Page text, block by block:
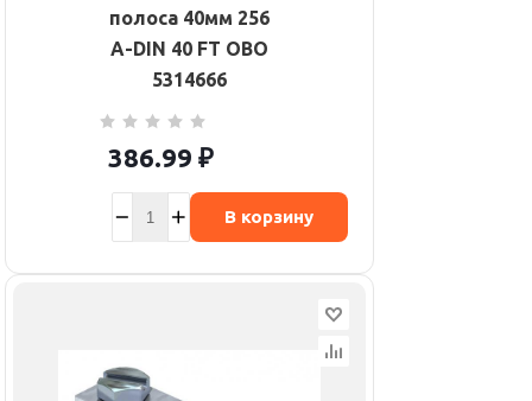
полоса 40мм 256
A-DIN 40 FT OBO
5314666
386.99 ₽
В корзину